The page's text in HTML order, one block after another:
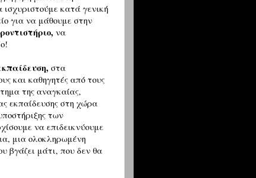
κατά γενική
για να μάθουμε στην
να
στα
και καθηγητές από τους
της αναγκαίας,
εκπαίδευσης στη χώρα
των
να επιδεικνύουμε
μια ολοκληρωμένη
βγάζει μάτι, που δεν θα